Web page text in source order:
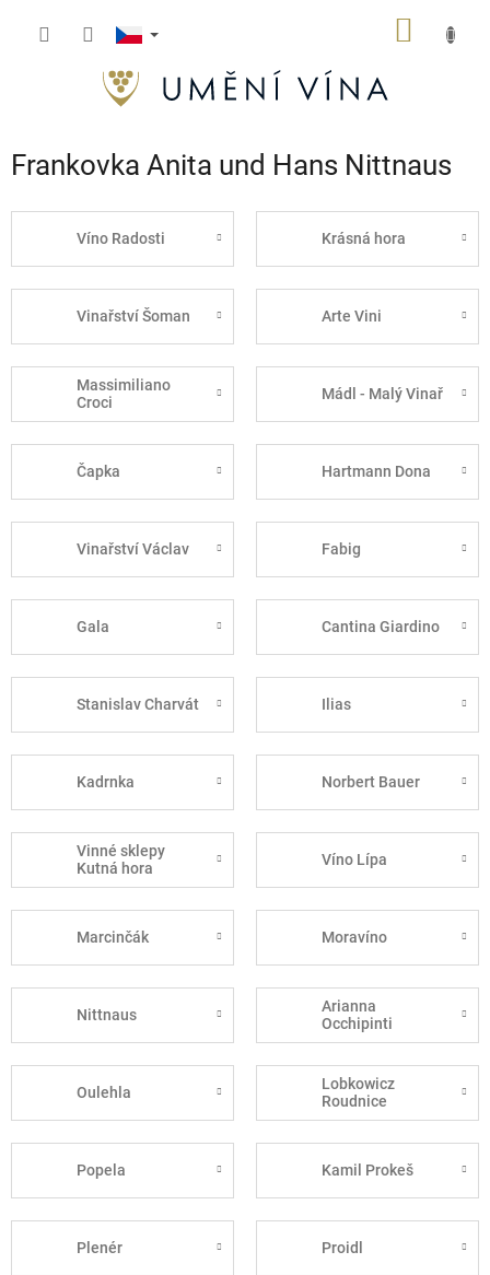
Frankovka Anita und Hans Nittnaus
Víno Radosti Krásná hora
Vinařství Šoman Arte Vini
Massimiliano
Croci
Mádl - Malý Vinař
Čapka Hartmann Dona
Vinařství Václav Fabig
Gala Cantina Giardino
Stanislav Charvát Ilias
Kadrnka Norbert Bauer
Vinné sklepy
Kutná hora
Víno Lípa
Marcinčák Moravíno
Nittnaus
Arianna
Occhipinti
Oulehla
Lobkowicz
Roudnice
Popela Kamil Prokeš
Plenér Proidl